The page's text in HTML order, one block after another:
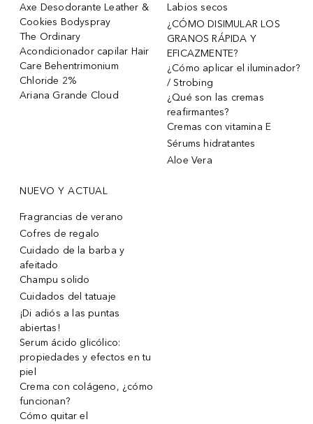
Axe Desodorante Leather &
Cookies Bodyspray
The Ordinary
Acondicionador capilar Hair
Care Behentrimonium
Chloride 2%
Ariana Grande Cloud
Labios secos
¿CÓMO DISIMULAR LOS
GRANOS RÁPIDA Y
EFICAZMENTE?
¿Cómo aplicar el iluminador?
/ Strobing
¿Qué son las cremas
reafirmantes?
Cremas con vitamina E
Sérums hidratantes
Aloe Vera
NUEVO Y ACTUAL
Fragrancias de verano
Cofres de regalo
Cuidado de la barba y
afeitado
Champu solido
Cuidados del tatuaje
¡Di adiós a las puntas
abiertas!
Serum ácido glicólico:
propiedades y efectos en tu
piel
Crema con colágeno, ¿cómo
funcionan?
Cómo quitar el